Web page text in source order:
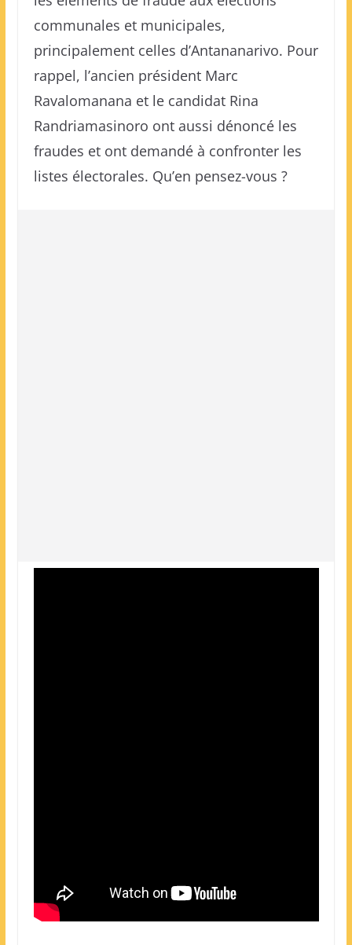
communales et municipales,
principalement celles d’Antananarivo. Pour
rappel, l’ancien président Marc
Ravalomanana et le candidat Rina
Randriamasinoro ont aussi dénoncé les
fraudes et ont demandé à confronter les
listes électorales. Qu’en pensez-vous ?